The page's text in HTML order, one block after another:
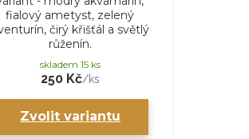
fialový ametyst, zelený
čirý křišťál a světlý
růženín.
250 Kč/ks
skladem 15 ks
Zvolit variantu